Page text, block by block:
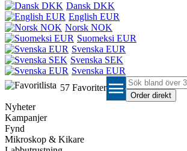
Dansk DKK
English EUR
Norsk NOK
Suomeksi EUR
Svenska EUR
Svenska SEK
Svenska EUR
57 Favoriter menu
Nyheter
Kampanjer
Fynd
Mikroskop & Kikare